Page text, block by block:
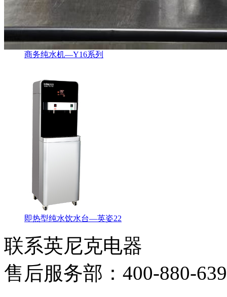
商务纯水机—Y16系列
即热型纯水饮水台—英姿22
联系英尼克电器
售后服务部： 400-880-